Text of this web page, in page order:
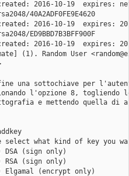
40A2ADF0FE9E4620
ED9BBD7B3BFF900F
(1). Random User
una sottochiave per
l'opzione 8, togliendo
e mettendo quella di
select what kind of key you
DSA (sign only)
RSA (sign only)
Elgamal (encrypt only)